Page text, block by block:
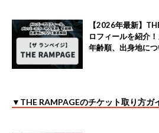
【2026年最新】
ロフィールを紹介
年齢順、出身地に
▼THE RAMPAGEのチケット取り方ガ